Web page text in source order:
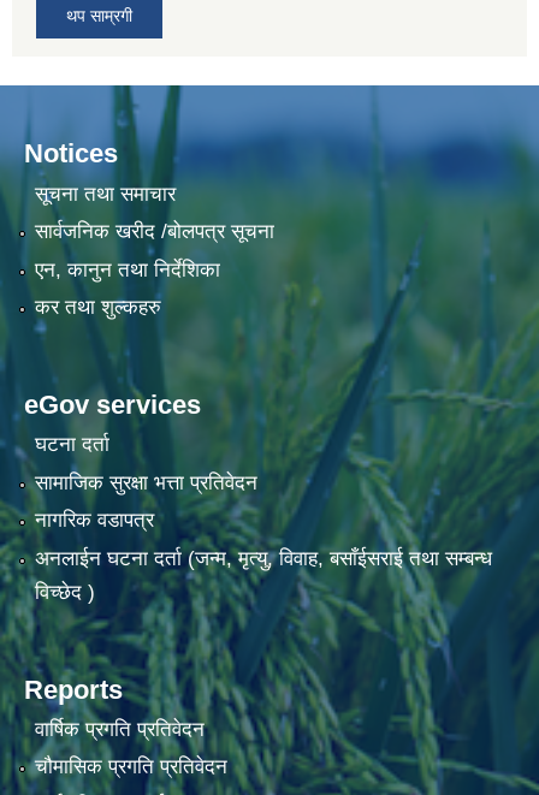
थप साम्रगी
Notices
सूचना तथा समाचार
सार्वजनिक खरीद /बोलपत्र सूचना
एन, कानुन तथा निर्देशिका
कर तथा शुल्कहरु
eGov services
घटना दर्ता
सामाजिक सुरक्षा भत्ता प्रतिवेदन
नागरिक वडापत्र
अनलाईन घटना दर्ता (जन्म, मृत्यु, विवाह, बसाँईसराई तथा सम्बन्ध
विच्छेद )
Reports
वार्षिक प्रगति प्रतिवेदन
चौमासिक प्रगति प्रतिवेदन